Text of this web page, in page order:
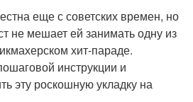
еще с советских времен, но
не мешает ей занимать одну из
хит-параде.
инструкции и
эту роскошную укладку на